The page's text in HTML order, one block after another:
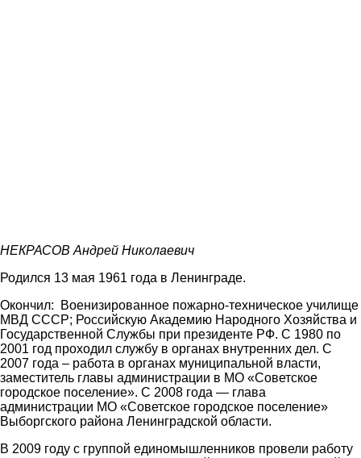
НЕКРАСОВ Андрей Николаевич
Родился 13 мая 1961 года в Ленинграде.
Окончил: Военизированное пожарно-техническое училище
МВД СССР; Российскую Академию Народного Хозяйства и
Государственной Службы при президенте РФ. С 1980 по
2001 год проходил службу в органах внутренних дел. С
2007 года – работа в органах муниципальной власти,
заместитель главы администрации в МО «Советское
городское поселение». С 2008 года — глава
администрации МО «Советское городское поселение»
Выборгского района Ленинградской области.
В 2009 году с группой единомышленников провели работу